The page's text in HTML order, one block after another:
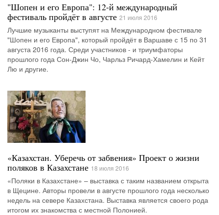
"Шопен и его Европа": 12-й международный
фестиваль пройдёт в августе 21 июля 2016
Лучшие музыканты выступят на Международном фестивале
"Шопен и его Европа", который пройдёт в Варшаве с 15 по 31
августа 2016 года. Среди участников - и триумфаторы
прошлого года Сон-Джин Чо, Чарльз Ричард-Хамелин и Кейт
Лю и другие.
«Казахстан. Уберечь от забвения» Проект о жизни
поляков в Казахстане 18 июля 2016
«Поляки в Казахстане» – выставка с таким названием открыта
в Щецине. Авторы провели в августе прошлого года несколько
недель на севере Казахстана. Выставка является своего рода
итогом их знакомства с местной Полонией.